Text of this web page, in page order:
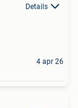
Details
4 apr 26